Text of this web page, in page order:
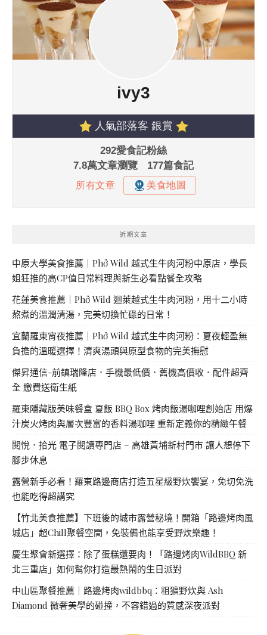
近期文章
中原大學美食推薦｜Phở Wild 越式生牛肉河粉中原店，學長
姐狂推的高CP值日常料理與新生必看點餐全攻略
花蓮美食推薦｜Phở Wild 迴萊越式生牛肉河粉，用十二小時
熬煮的溫潤清湯，完美切換忙碌的日常！
宜蘭羅東宵夜推薦｜Phở Wild 越式生牛肉河粉：夏夜輕盈無
負擔的溫暖選擇！清爽湯頭與原型食物的完美撫慰
傑昇通信-前鎮瑞隆店．手機最低價．舊機高價收．配件超齊
全 繳費送衛生紙
羅東隱藏版美味餐盒 夏飯 BBQ Box 烤肉飯湯咖哩創始店 用爆
汁炭火烤肉與層次豐富的香料湯咖哩 重新定義你的精緻午餐
閱悅．拾光 電子閱讀專門店 – 高雄黃埔新村門市 讓人想停下
腳步休息
露營新手必看！羅東路邊商店打造五星級野炊饗宴，免切免洗
也能吃得超講究
【竹北美食推薦】下班後的城市露營秘境！開箱「路邊烤肉風
城店」超Chill聚餐空間，免裝備也能享受野炊樂趣！
慶生聚會新選擇：除了蛋糕還要肉！「路邊烤肉WildBBQ 新
北三重店」如何幫你打造最熱鬧的生日派對
中山區聚餐推薦｜路邊烤肉wildbbq：粗獷野炊與 Ash
Diamond 微奢美學的碰撞，不容錯過的質感深夜派對